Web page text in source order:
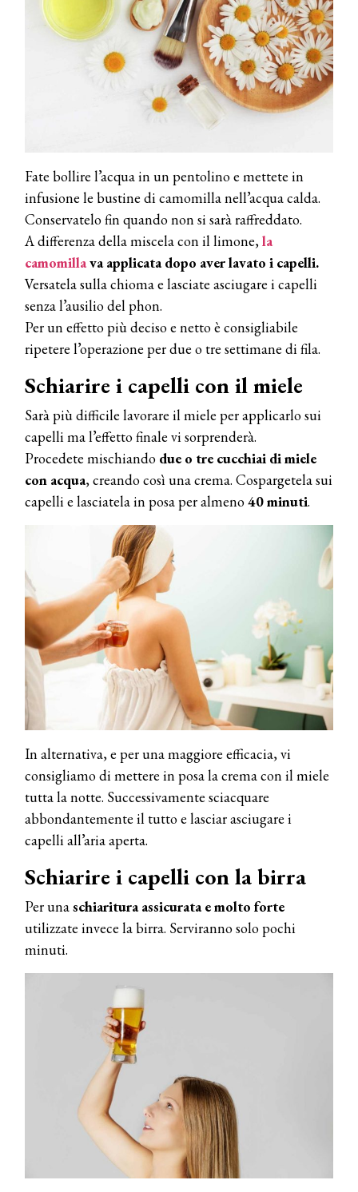
Fate bollire l’acqua in un pentolino e mettete in
infusione le bustine di camomilla nell’acqua calda.
Conservatelo fin quando non si sarà raffreddato.
A differenza della miscela con il limone, la
camomillava applicata dopo aver lavato i capelli.
Versatela sulla chioma e lasciate asciugare i capelli
senza l’ausilio del phon.
Per un effetto più deciso e netto è consigliabile
ripetere l’operazione per due o tre settimane di fila.
Schiarire i capelli con il miele
Sarà più difficile lavorare il miele per applicarlo sui
capelli ma l’effetto finale vi sorprenderà.
Procedete mischiando due o tre cucchiai di miele
con acqua, creando così una crema. Cospargetela sui
capelli e lasciatela in posa per almeno40 minuti.
In alternativa, e per una maggiore efficacia, vi
consigliamo di mettere in posa la crema con il miele
tutta la notte. Successivamente sciacquare
abbondantemente il tutto e lasciar asciugare i
capelli all’aria aperta.
Schiarire i capelli con la birra
Per unaschiaritura assicurata e molto forte
utilizzate invece la birra. Serviranno solo pochi
minuti.
COSMOPROF WORLDWIDE BOLOGNA
Cosmprof Worldwide Bologna
presenta THE BEAUTY &
WELLNESS CONGRESS 2022: I
TEMI
pervinca e rosé per Natale
Continua la carrellata di look firmati
Cotril alla Festa del Cinema di Roma
TONI&GUY
A Natale regala una doppia
TONI&GUY “Feel Good Experience”!